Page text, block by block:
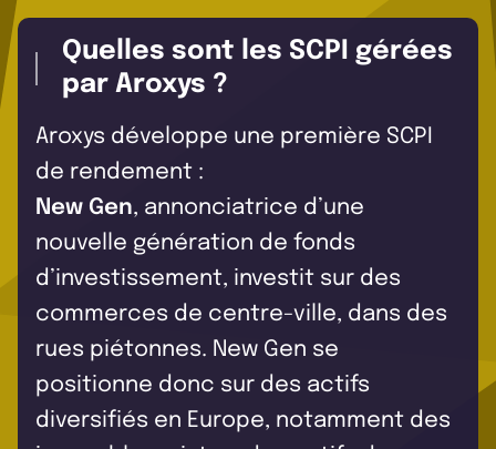
Quelles sont les SCPI gérées
par Aroxys ?
Aroxys développe une première SCPI
de rendement :
New Gen, annonciatrice d’une
nouvelle génération de fonds
d’investissement, investit sur des
commerces de centre-ville, dans des
rues piétonnes. New Gen se
positionne donc sur des actifs
diversifiés en Europe, notamment des